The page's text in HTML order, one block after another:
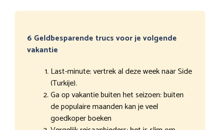
6 Geldbesparende trucs voor je volgende
vakantie
Last-minute: vertrek al deze week naar Side
(Turkije).
Ga op vakantie buiten het seizoen: buiten
de populaire maanden kan je veel
goedkoper boeken